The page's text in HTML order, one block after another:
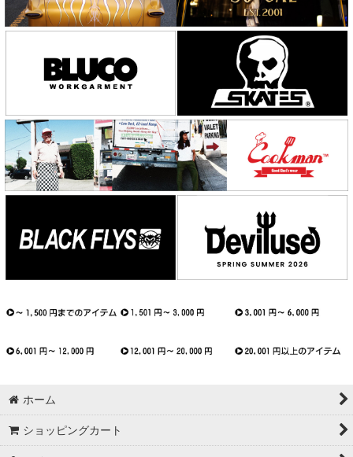
ホーム
ショッピングカート